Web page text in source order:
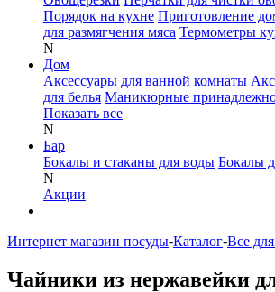
Порядок на кухне Приготовление
для размягчения мяса Термометры
N
Дом
Аксессуары для ванной комнаты
для белья Маникюрные
Показать все
N
Бар
Бокалы и стаканы для воды Бокалы
N
Акции
Интернет магазин посуды-Каталог-Все
Чайники из нержавейки